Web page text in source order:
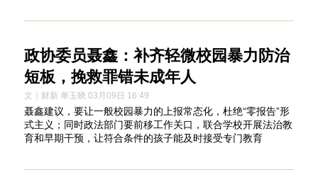
政协委员聂鑫：补齐轻微校园暴力防治
短板，挽救罪错未成年人
文｜财新 单玉晓 03月09日 16:49
聂鑫建议，要让一般校园暴力的上报常态化，杜绝“零报告”形
式主义；同时政法部门要前移工作关口，联合学校开展法治教
育和早期干预，让符合条件的孩子能及时接受专门教育